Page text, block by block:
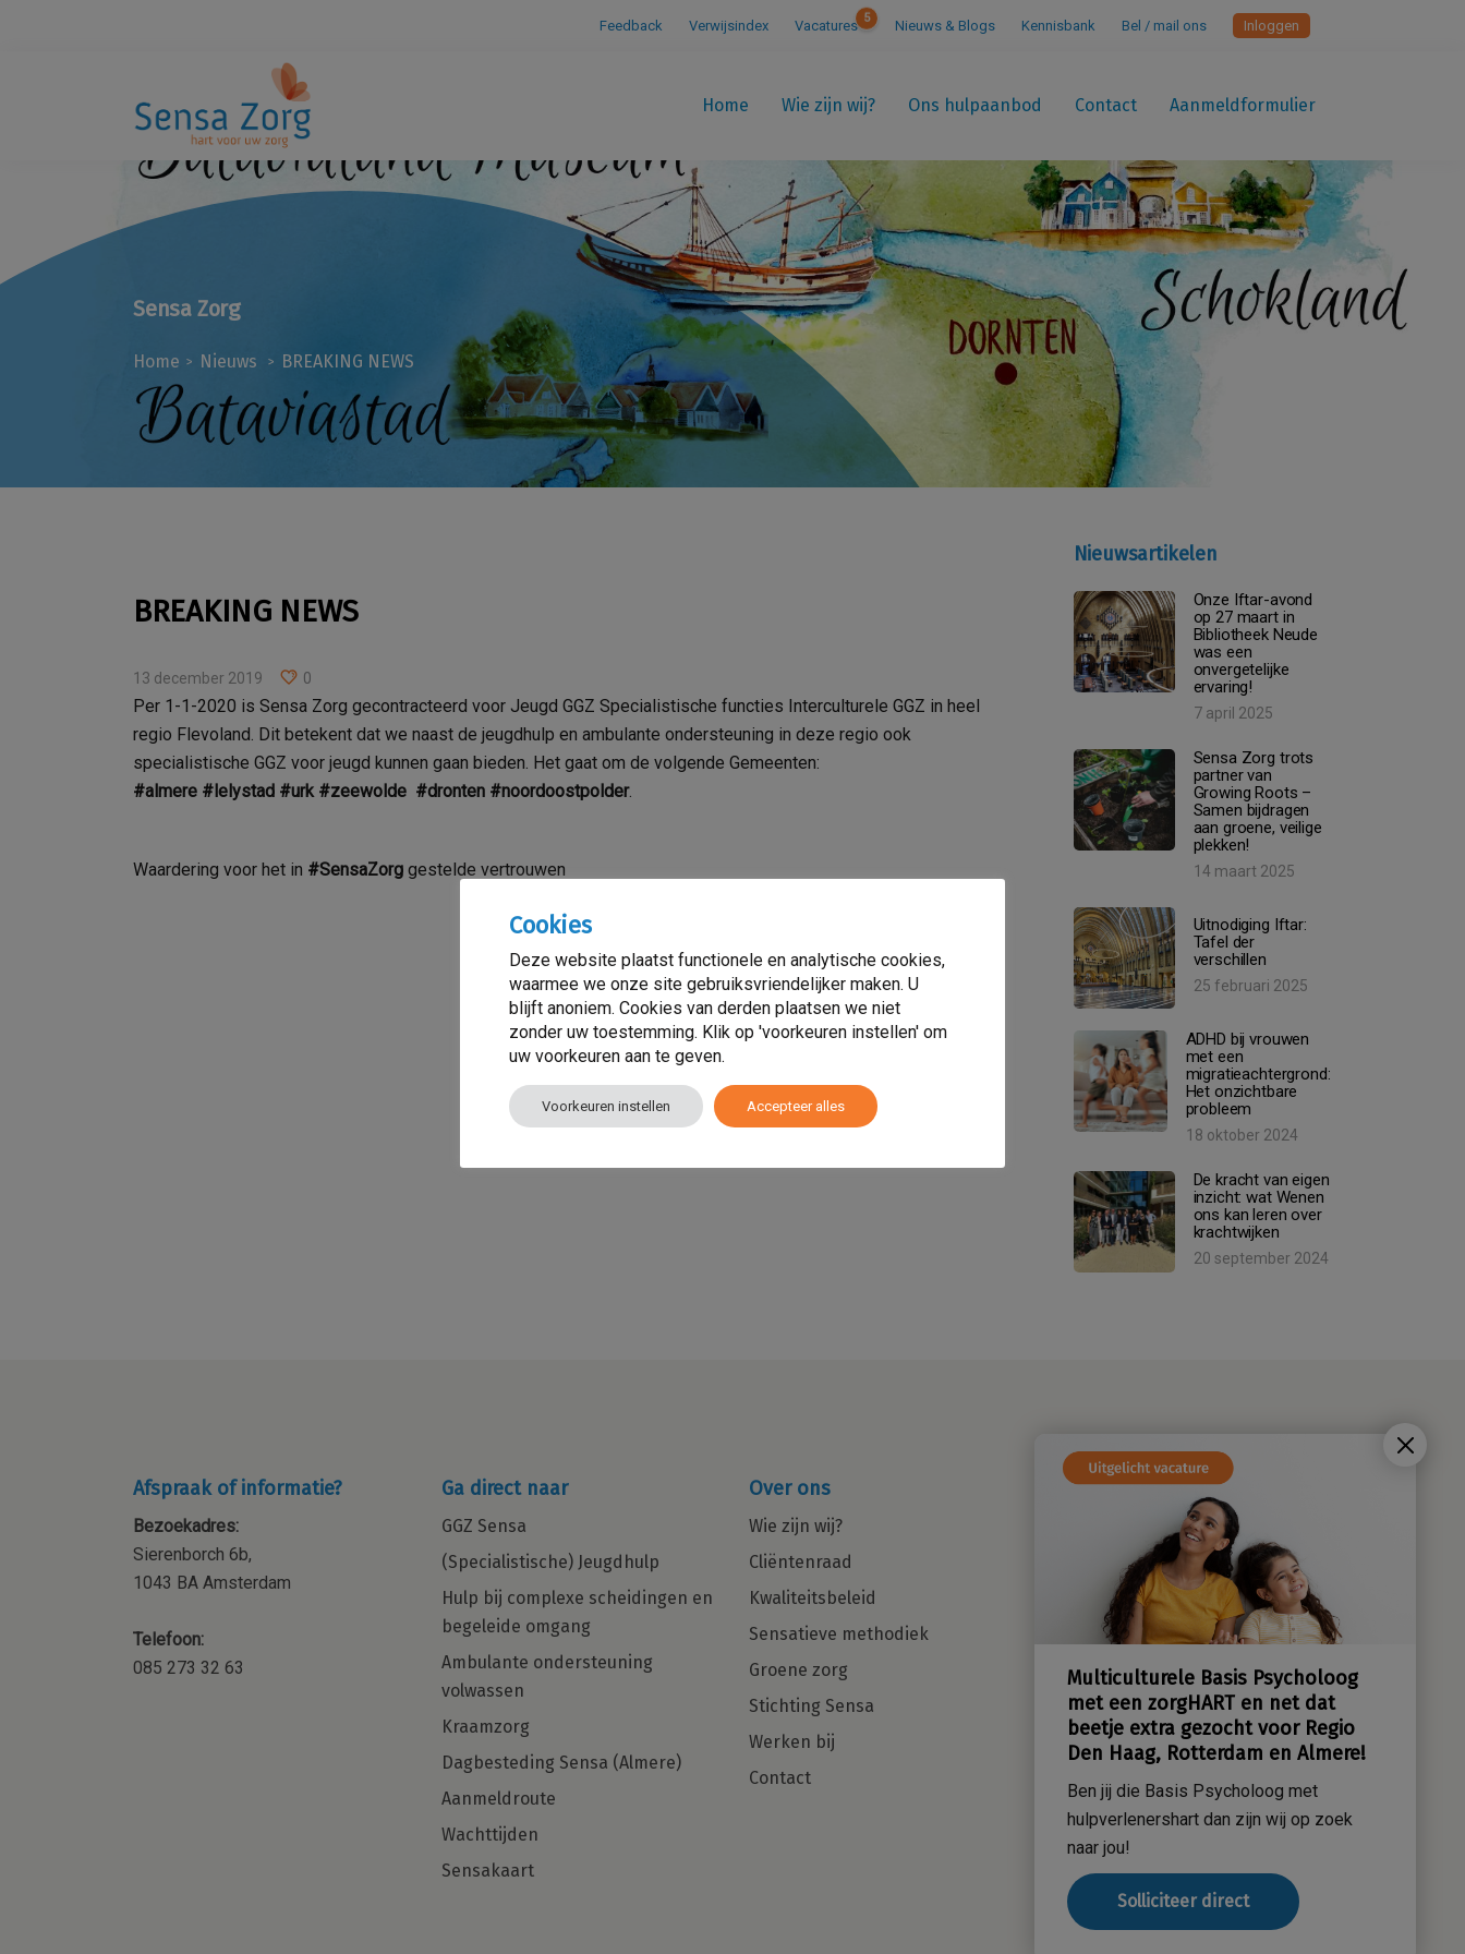
Kraamzorg – Kraamverzorgende in
de regio Amsterdam en omgeving
Word jij onze nieuwe collega voor de
met een zorgHART en net dat
beetje extra gezocht voor Regio
Ben jij die Basis Psycholoog met
hulpverlenershart dan zijn wij op zoek
Ambulante begeleiding – Social
Worker in Haarlem, Hoofdorp,
Beverwijk, regio Flevoland of
Alkmaar Zaanstreek
Ben jij die Gezinsprofessional met
hulpverlenershart en heb je daarnaast je
relevante hbo-diplomering (wie weet
zelfs een SKJ-registratie)?
Solliciteer direct
Feedback Verwijsindex Vacatures
5
Nieuws & Blogs Kennisbank Bel / mail ons Inloggen
Home Wie zijn wij? Ons hulpaanbod Contact Aanmeldformulier
Sensa Zorg
Home > Nieuws > BREAKING NEWS
BREAKING NEWS
13 december 2019 0
Per 1-1-2020 is Sensa Zorg gecontracteerd voor Jeugd GGZ Specialistische functies Interculturele GGZ in heel
regio Flevoland. Dit betekent dat we naast de jeugdhulp en ambulante ondersteuning in deze regio ook
specialistische GGZ voor jeugd kunnen gaan bieden. Het gaat om de volgende Gemeenten:
#almere #lelystad #urk #zeewolde #dronten #noordoostpolder.
Waardering voor het in #SensaZorg gestelde vertrouwen
Nieuwsartikelen
Onze Iftar-avond
op 27 maart in
Bibliotheek Neude
was een
onvergetelijke
ervaring!
7 april 2025
Sensa Zorg trots
partner van
Growing Roots –
Samen bijdragen
aan groene, veilige
plekken!
14 maart 2025
Uitnodiging Iftar:
Tafel der
verschillen
25 februari 2025
ADHD bij vrouwen
met een
migratieachtergrond:
Het onzichtbare
probleem
18 oktober 2024
De kracht van eigen
inzicht: wat Wenen
ons kan leren over
krachtwijken
20 september 2024
Afspraak of informatie?
Bezoekadres:
Sierenborch 6b,
1043 BA Amsterdam
Telefoon:
085 273 32 63
Ga direct naar
GGZ Sensa
(Specialistische) Jeugdhulp
Hulp bij complexe scheidingen en
begeleide omgang
Ambulante ondersteuning
volwassen
Kraamzorg
Dagbesteding Sensa (Almere)
Aanmeldroute
Wachttijden
Sensakaart
Over ons
Wie zijn wij?
Cliëntenraad
Kwaliteitsbeleid
Sensatieve methodiek
Groene zorg
Stichting Sensa
Werken bij
Contact
Cookies
Deze website plaatst functionele en analytische cookies,
waarmee we onze site gebruiksvriendelijker maken. U
blijft anoniem. Cookies van derden plaatsen we niet
zonder uw toestemming. Klik op 'voorkeuren instellen' om
uw voorkeuren aan te geven.
Voorkeuren instellen Accepteer alles